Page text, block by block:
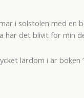
i solstolen med en
har det blivit för min
lärdom i är boken